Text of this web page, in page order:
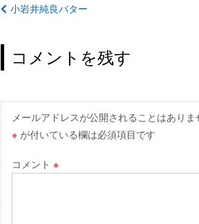
投
ナ
ビ
ゲ
ー
シ
ョ
ン
小岩井純良バター
コメントを残す
メールアドレスが公開されることはありま
※ が付いている欄は必須項目です
コメント ※